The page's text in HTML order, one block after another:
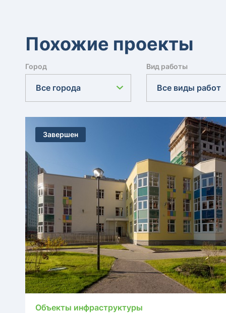
Похожие проекты
Город
Все города
Вид работы
Все виды работ
Завершен
Объекты инфраструктуры